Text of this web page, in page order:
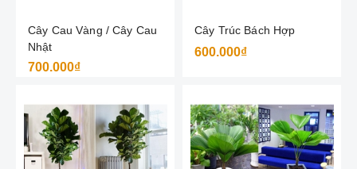
Cây Cau Vàng / Cây Cau
Nhật
700.000₫
Cây Trúc Bách Hợp
600.000₫